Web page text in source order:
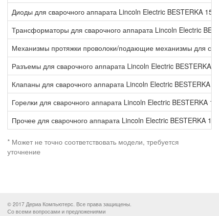
Диоды для сварочного аппарата Lincoln Electric BESTERKA
Трансформаторы для сварочного аппарата Lincoln Electric
Механизмы протяжки проволоки/подающие механизмы для
Разъемы для сварочного аппарата Lincoln Electric BESTERKA
Клапаны для сварочного аппарата Lincoln Electric BESTERKA
Горелки для сварочного аппарата Lincoln Electric BESTERKA
Прочее для сварочного аппарата Lincoln Electric BESTERKA
* Может не точно соответствовать модели, требуется
уточнение
© 2017 Дериа Компьютерс. Все права защищены.
Со всеми вопросами и предложениями